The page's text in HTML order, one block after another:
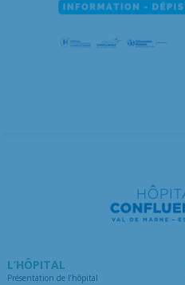
L’HÔPITAL
Présentation de l’hôpital